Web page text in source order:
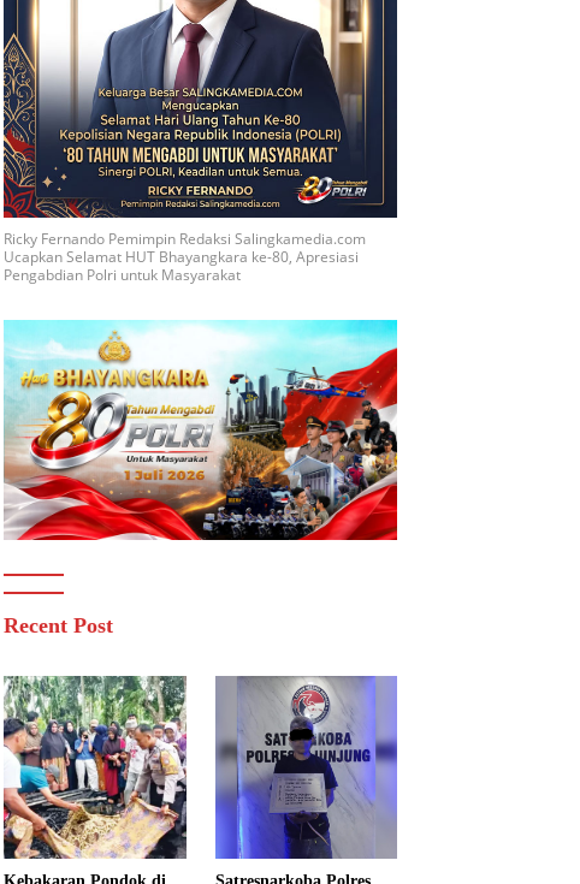
Ricky Fernando Pemimpin Redaksi Salingkamedia.com
Ucapkan Selamat HUT Bhayangkara ke-80, Apresiasi
Pengabdian Polri untuk Masyarakat
Recent Post